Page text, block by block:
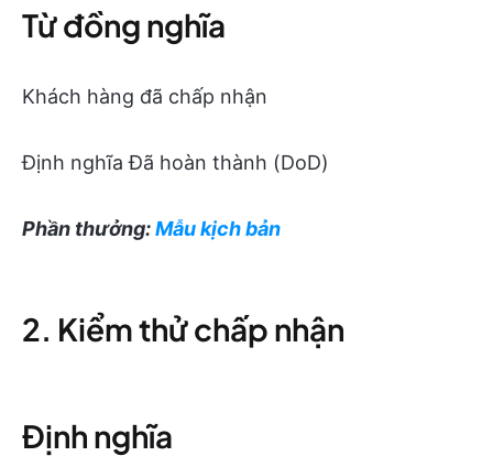
Từ đồng nghĩa
Khách hàng đã chấp nhận
Định nghĩa Đã hoàn thành (DoD)
Phần thưởng:Mẫu kịch bản
2. Kiểm thử chấp nhận
Định nghĩa